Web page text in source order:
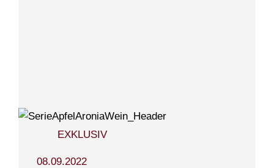
EXKLUSIV
08.09.2022